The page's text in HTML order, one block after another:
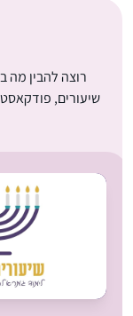
רוצה להבין
שיעורים,